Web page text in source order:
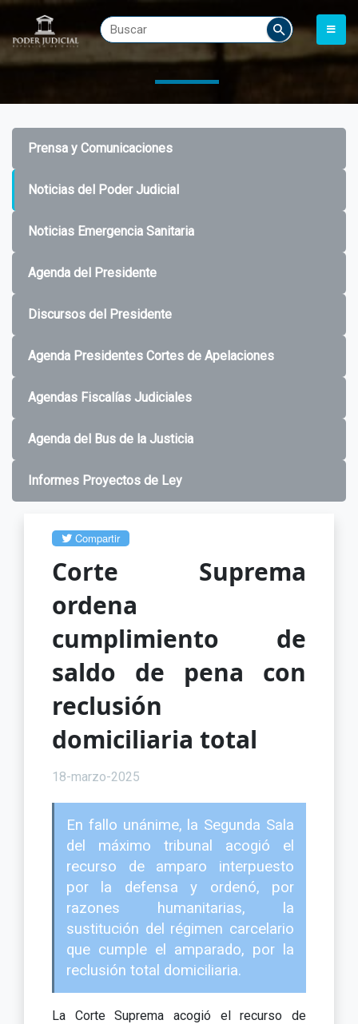
Prensa y Comunicaciones
Noticias del Poder Judicial
Noticias Emergencia Sanitaria
Agenda del Presidente
Discursos del Presidente
Agenda Presidentes Cortes de Apelaciones
Agendas Fiscalías Judiciales
Agenda del Bus de la Justicia
Informes Proyectos de Ley
Compartir
Corte Suprema
ordena
cumplimiento de
saldo de pena con
reclusión
domiciliaria total
18-marzo-2025
En fallo unánime, la Segunda Sala
del máximo tribunal acogió el
recurso de amparo interpuesto
por la defensa y ordenó, por
razones humanitarias, la
sustitución del régimen carcelario
que cumple el amparado, por la
reclusión total domiciliaria.
La Corte Suprema acogió el recurso de